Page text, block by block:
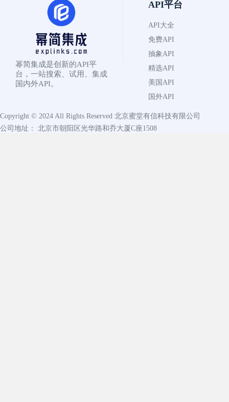
幂简集成是创新的API平
台，一站搜索、试用、集成
国内外API。
API平台
API大全
免费API
抽象API
精选API
美国API
国外API
Copyright © 2024 All Rights Reserved 北京蜜堂有信科技有限公司
公司地址： 北京市朝阳区光华路和乔大厦C座1508